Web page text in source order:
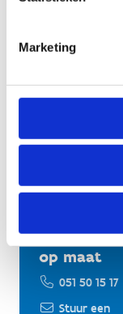
Marketing
Twijfel je
ons voor
voorstel
op maat
051 50 15 17
Stuur een